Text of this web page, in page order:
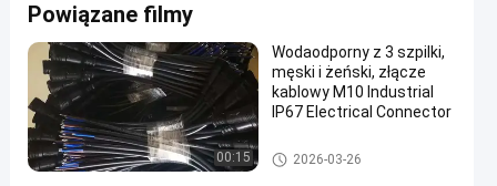
soczewka
drogowa
Komponenty
oświetlenia
ulicznego LED
2021-
01-19
203
Rozmawiaj
teraz.
Powiązane filmy
00:15
Wodaodporny z 3 szpilki,
męski i żeński, złącze
kablowy M10 Industrial
IP67 Electrical Connector
Komponenty oświetlenia ulicz
nego LED
2026-03-26